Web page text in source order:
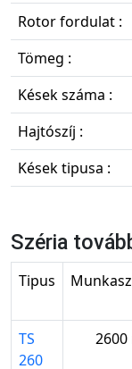
Rotor fordulat :
Tömeg :
Kések száma :
Hajtószíj :
Kések tipusa :
Széria
Tipus
TS
260